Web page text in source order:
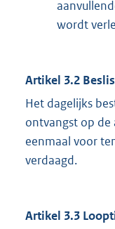
wordt
Artikel 3.2
Het dagelijks
ontvangst op de
eenmaal voor
verdaagd.
Artikel 3.3